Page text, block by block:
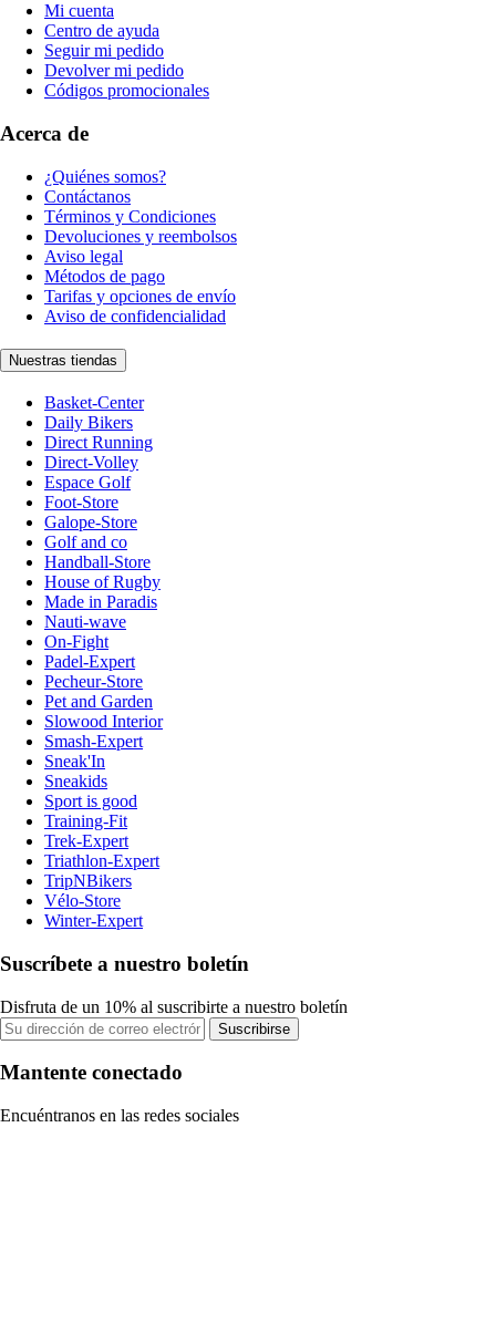
Mi cuenta
Centro de ayuda
Seguir mi pedido
Devolver mi pedido
Códigos promocionales
Acerca de
¿Quiénes somos?
Contáctanos
Términos y Condiciones
Devoluciones y reembolsos
Aviso legal
Métodos de pago
Tarifas y opciones de envío
Aviso de confidencialidad
Nuestras tiendas
Basket-Center
Daily Bikers
Direct Running
Direct-Volley
Espace Golf
Foot-Store
Galope-Store
Golf and co
Handball-Store
House of Rugby
Made in Paradis
Nauti-wave
On-Fight
Padel-Expert
Pecheur-Store
Pet and Garden
Slowood Interior
Smash-Expert
Sneak'In
Sneakids
Sport is good
Training-Fit
Trek-Expert
Triathlon-Expert
TripNBikers
Vélo-Store
Winter-Expert
Suscríbete a nuestro boletín
Disfruta de un 10% al suscribirte a nuestro boletín
Suscribirse
Mantente conectado
Encuéntranos en las redes sociales